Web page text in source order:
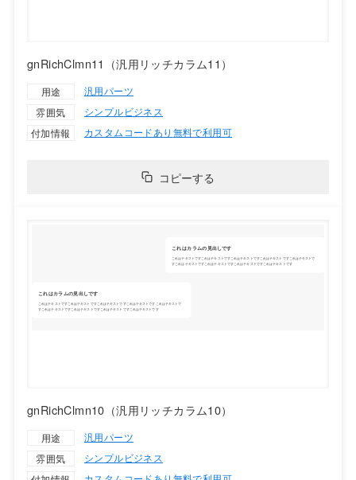
gnRichClmn11（汎用リッチカラム11）
用途
汎用パーツ
雰囲気
シンプルビジネス
付加情報
カスタムコードあり 無料で利用可
コピーする
gnRichClmn10（汎用リッチカラム10）
用途
汎用パーツ
雰囲気
シンプルビジネス